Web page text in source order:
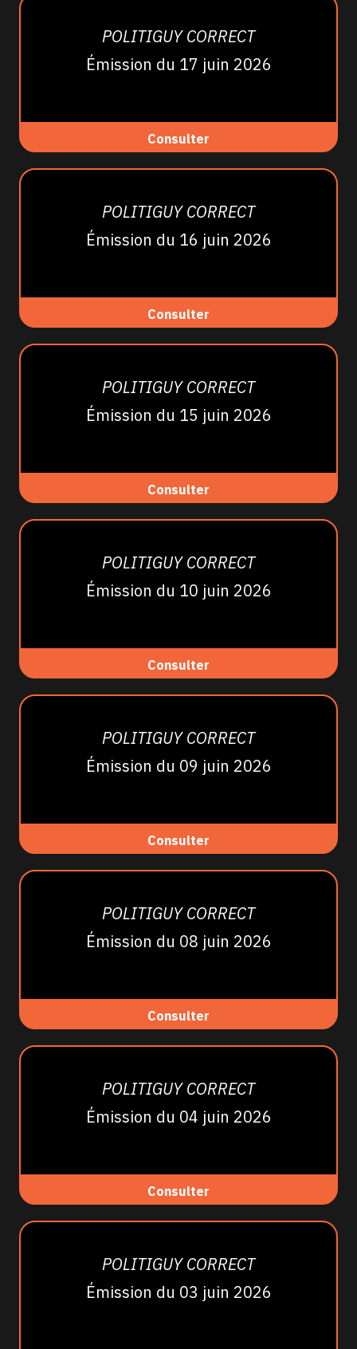
POLITIGUY CORRECT
Émission du 17 juin 2026
Consulter
POLITIGUY CORRECT
Émission du 16 juin 2026
Consulter
POLITIGUY CORRECT
Émission du 15 juin 2026
Consulter
POLITIGUY CORRECT
Émission du 10 juin 2026
Consulter
POLITIGUY CORRECT
Émission du 09 juin 2026
Consulter
POLITIGUY CORRECT
Émission du 08 juin 2026
Consulter
POLITIGUY CORRECT
Émission du 04 juin 2026
Consulter
POLITIGUY CORRECT
Émission du 03 juin 2026